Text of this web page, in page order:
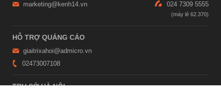
marketing@kenh14.vn 024 7309 5555
HỖ TRỢ QUẢNG CÁO
giaitrixahoi@admicro.vn
02473007108
TRỤ SỞ HÀ NỘI